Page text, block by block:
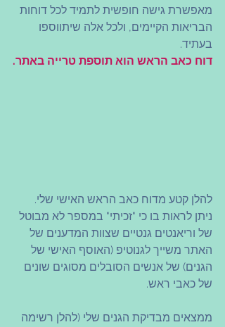
מאפשרת גישה חופשית לתמיד לכל דוחות
הבריאות הקיימים, ולכל אלה שיתווספו
בעתיד.
דוח כאב הראש הוא תוספת טרייה באתר.
להלן קטע מדוח כאב הראש האישי שלי.
ניתן לראות בו כי "זכיתי" במספר לא מבוטל
של וריאנטים גנטיים שצוות המדענים של
האתר משייך לגנוטיפ (האוסף האישי של
הגנים) של אנשים הסובלים מסוגים שונים
של כאבי ראש.
ממצאים מבדיקת הגנים שלי (להלן רשימה